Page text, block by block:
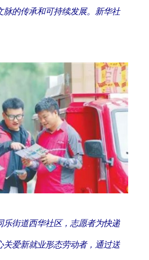
脉的传承和可持续发展。新华社
街道西华社区，志愿者为快递
关爱新就业形态劳动者，通过送